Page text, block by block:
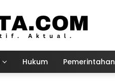
Hukum Pemerintahan